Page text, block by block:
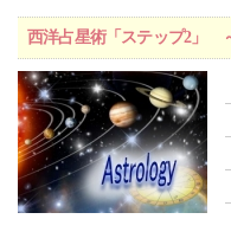
西洋占星術「ステップ2」